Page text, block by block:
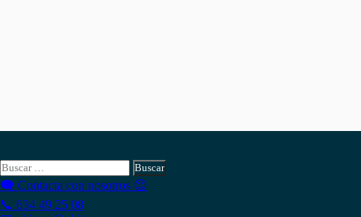
Buscar:
🗨 Contacta con nosotros 😉
📞 634 49 25 08